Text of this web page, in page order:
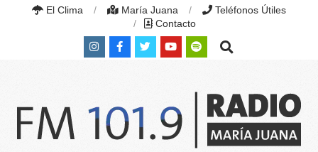
El Clima María Juana
Teléfonos Útiles
Contacto
Search